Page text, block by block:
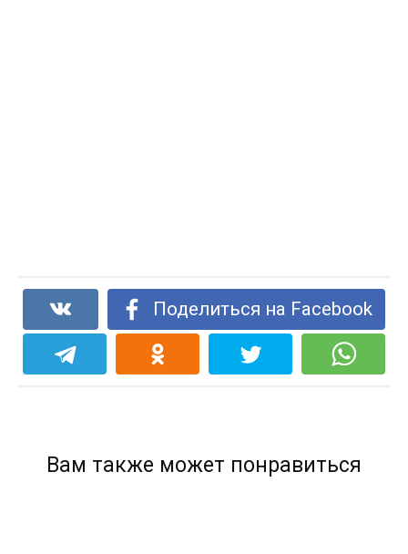
Поделиться на Facebook
Вам также может понравиться